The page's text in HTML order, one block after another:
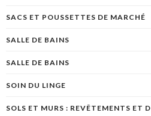
SACS ET POUSSETTES DE MARCHÉ
SALLE DE BAINS
SALLE DE BAINS
SOIN DU LINGE
SOLS ET MURS : REVÊTEMENTS ET